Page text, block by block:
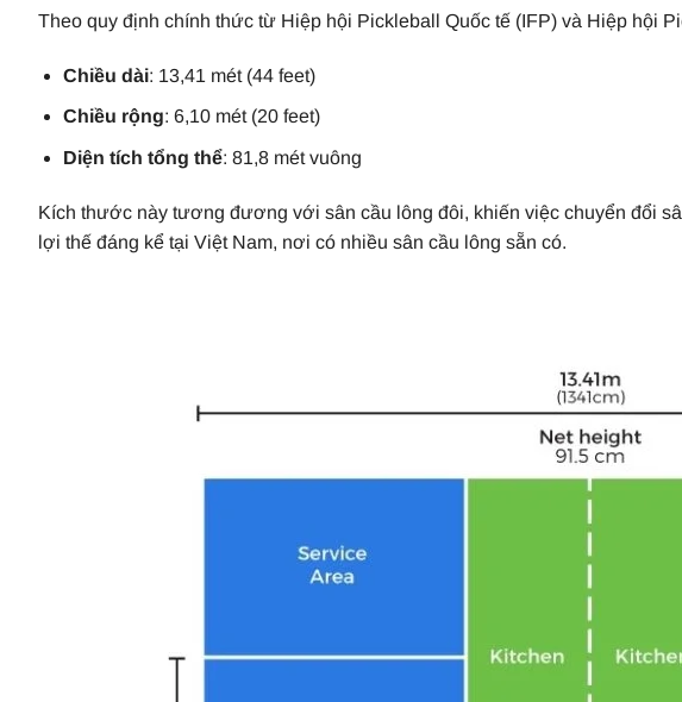
Theo quy định chính thức từ Hiệp hội Pickleball Quốc tế (IFP) và Hiệp hội
Chiều dài: 13,41 mét (44 feet)
Chiều rộng: 6,10 mét (20 feet)
Diện tích tổng thể: 81,8 mét vuông
Kích thước này tương đương với sân cầu lông đôi, khiến việc chuyển đổi
lợi thế đáng kể tại Việt Nam, nơi có nhiều sân cầu lông sẵn có.